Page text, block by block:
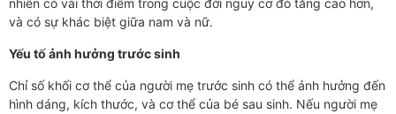
nhiên có vài thời điểm trong cuộc đời nguy cơ đó tăng cao hơn,
và có sự khác biệt giữa nam và nữ.
Yếu tố ảnh hưởng trước sinh
Chỉ số khối cơ thể của người mẹ trước sinh có thể ảnh hưởng đến
hình dáng, kích thước, và cơ thể của bé sau sinh. Nếu người mẹ